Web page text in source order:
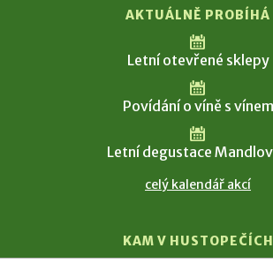
AKTUÁLNĚ PROBÍHÁ
Letní otevřené sklepy
Povídání o víně s vínem
Letní degustace
celý kalendář akcí
KAM V HUSTOPEČÍCH